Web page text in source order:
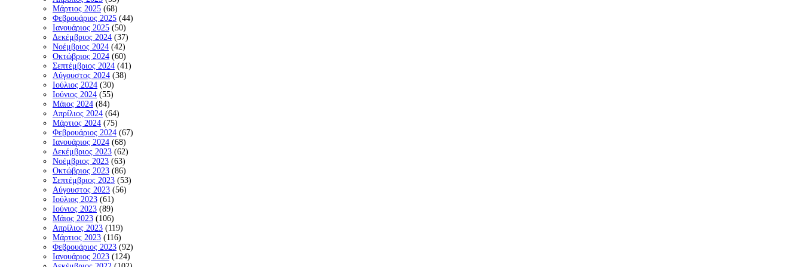
Μάρτιος 2025 (68)
Φεβρουάριος 2025 (44)
Ιανουάριος 2025 (50)
Δεκέμβριος 2024 (37)
Νοέμβριος 2024 (42)
Οκτώβριος 2024 (60)
Σεπτέμβριος 2024 (41)
Αύγουστος 2024 (38)
Ιούλιος 2024 (30)
Ιούνιος 2024 (55)
Μάιος 2024 (84)
Απρίλιος 2024 (64)
Μάρτιος 2024 (75)
Φεβρουάριος 2024 (67)
Ιανουάριος 2024 (68)
Δεκέμβριος 2023 (62)
Νοέμβριος 2023 (63)
Οκτώβριος 2023 (86)
Σεπτέμβριος 2023 (53)
Αύγουστος 2023 (56)
Ιούλιος 2023 (61)
Ιούνιος 2023 (89)
Μάιος 2023 (106)
Απρίλιος 2023 (119)
Μάρτιος 2023 (116)
Φεβρουάριος 2023 (92)
Ιανουάριος 2023 (124)